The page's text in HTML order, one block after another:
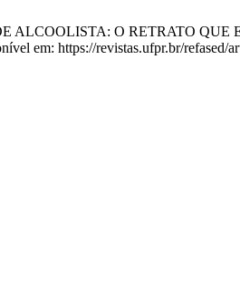
ALCOOLISTA: O RETRATO QUE
em: https://revistas.ufpr.br/refased/